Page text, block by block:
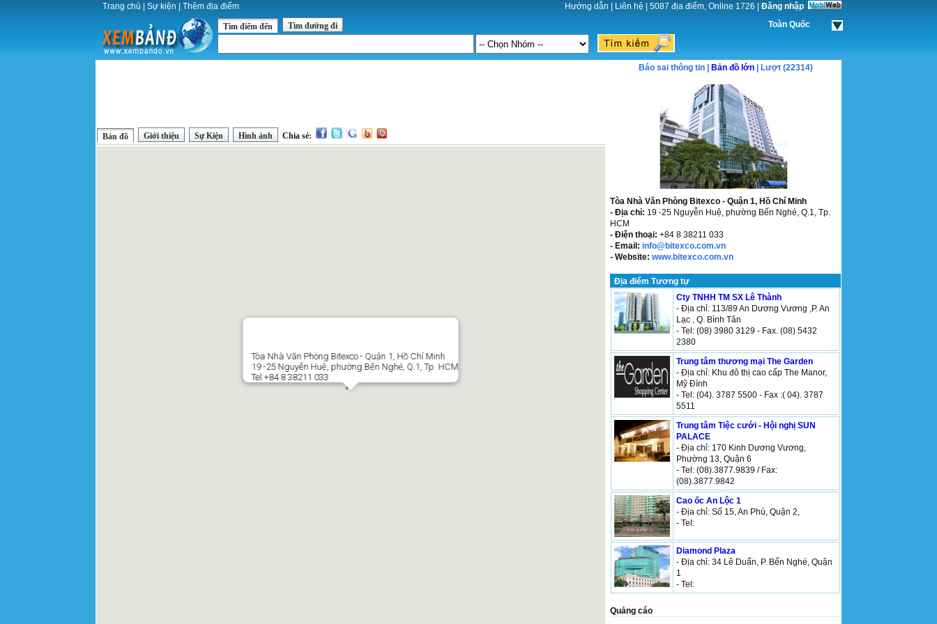
Trang chủ Sự kiện Thêm địa điểm Hướng dẫn Liên hệ 5087 địa điểm, Online 1726
Đăng nhập
Toàn Quốc
Tìm điểm đến Tìm đường đi
Bản đồ Giới thiệu Sự Kiện Hình ảnh Chia sẻ:
Tòa Nhà Văn Phòng Bitexco - Quận 1, Hồ Chí Minh
19 -25 Nguyễn Huệ, phường Bến Nghé, Q.1, Tp. HCM
Tel:+84 8 38211 033
Báo sai thông tin | Bản đồ lớn | Lượt (22314)
Tòa Nhà Văn Phòng Bitexco - Quận 1, Hồ Chí Minh
- Địa chỉ: 19 -25 Nguyễn Huệ, phường Bến Nghé, Q.1, Tp.
HCM
- Điện thoại: +84 8 38211 033
- Email: info@bitexco.com.vn
- Website: www.bitexco.com.vn
Địa điểm Tương tự
Cty TNHH TM SX Lê Thành
- Địa chỉ: 113/89 An Dương Vương ,P. An
Lạc , Q. Bình Tân
- Tel: (08) 3980 3129 - Fax. (08) 5432
2380
Trung tâm thương mại The Garden
- Địa chỉ: Khu đô thị cao cấp The Manor,
Mỹ Đình
- Tel: (04). 3787 5500 - Fax :( 04). 3787
5511
Trung tâm Tiệc cưới - Hội nghị SUN
PALACE
- Địa chỉ: 170 Kinh Dương Vương,
Phường 13, Quận 6
- Tel: (08).3877.9839 / Fax:
(08).3877.9842
Cao ốc An Lộc 1
- Địa chỉ: Số 15, An Phú, Quận 2,
- Tel:
Diamond Plaza
- Địa chỉ: 34 Lê Duẩn, P. Bến Nghé, Quận
1
- Tel:
Quảng cáo